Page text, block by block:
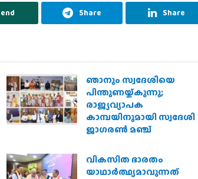
Share Share
ഞാനും സ്വദേശിയെ
പിന്തുണയ്ക്കുന്നു;
രാജ്യവ്യാപക
കാമ്പയിനുമായി സ്വദേശി
ജാഗരണ്‍ മഞ്ച്
വികസിത ഭാരതം
യാഥാർത്ഥ്യമാവുന്നത്